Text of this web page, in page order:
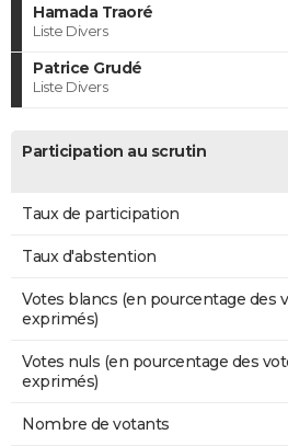
Hamada Traoré
Liste Divers
Patrice Grudé
Liste Divers
Participation au scrutin
Taux de participation
Taux d'abstention
Votes blancs (en pourcentage des
exprimés)
Votes nuls (en pourcentage des
exprimés)
Nombre de votants